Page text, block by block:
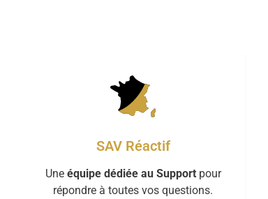
SAV Réactif
Une équipe dédiée au Supportpour
répondre à toutes vos questions.